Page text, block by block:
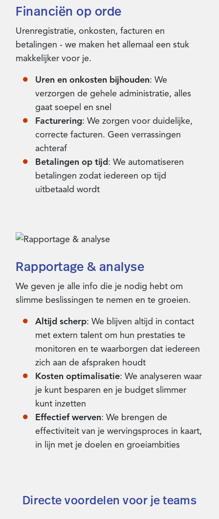
Financiën op orde
Urenregistratie, onkosten, facturen en
betalingen - we maken het allemaal een stuk
makkelijker voor je.
Uren en onkosten bijhouden: We
verzorgen de gehele administratie, alles
gaat soepel en snel
Facturering: We zorgen voor duidelijke,
correcte facturen. Geen verrassingen
achteraf
Betalingen op tijd: We automatiseren
betalingen zodat iedereen op tijd
uitbetaald wordt
Rapportage & analyse
We geven je alle info die je nodig hebt om
slimme beslissingen te nemen en te groeien.
Altijd scherp: We blijven altijd in contact
met extern talent om hun prestaties te
monitoren en te waarborgen dat iedereen
zich aan de afspraken houdt
Kosten optimalisatie: We analyseren waar
je kunt besparen en je budget slimmer
kunt inzetten
Effectief werven: We brengen de
effectiviteit van je wervingsproces in kaart,
in lijn met je doelen en groeiambities
Directe voordelen voor je teams